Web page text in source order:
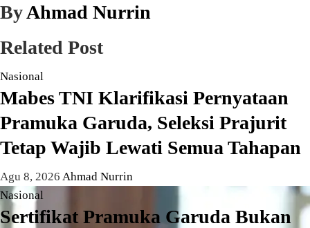
ByAhmad Nurrin
Related Post
Nasional
Mabes TNI Klarifikasi Pernyataan
Pramuka Garuda, Seleksi Prajurit
Tetap Wajib Lewati Semua Tahapan
Agu 8, 2026 Ahmad Nurrin
Nasional
Sertifikat Pramuka Garuda Bukan